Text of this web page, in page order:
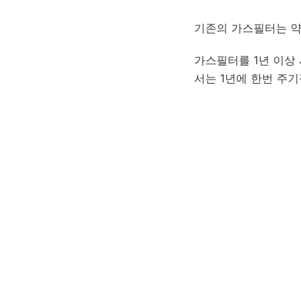
기존의 가스필터는
가스필터를 1년 이
서는 1년에 한번 주